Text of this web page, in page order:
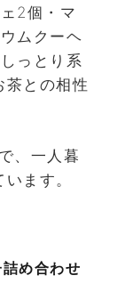
2個・マ
ムクーヘ
っとり系
茶との相性
、一人暮
ます。
め合わせ